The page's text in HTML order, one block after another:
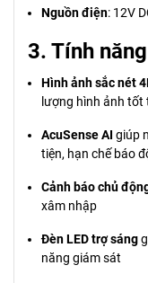
Nguồn điện: 12V
3. Tính
Hình ảnh sắc nét
lượng hình ảnh tốt
AcuSense AI giúp
tiện, hạn chế báo
Cảnh báo chủ
xâm nhập
Đèn LED trợ sáng
năng giám sát